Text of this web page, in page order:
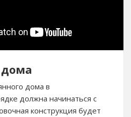
дома в
должна начинаться с
конструкция будет